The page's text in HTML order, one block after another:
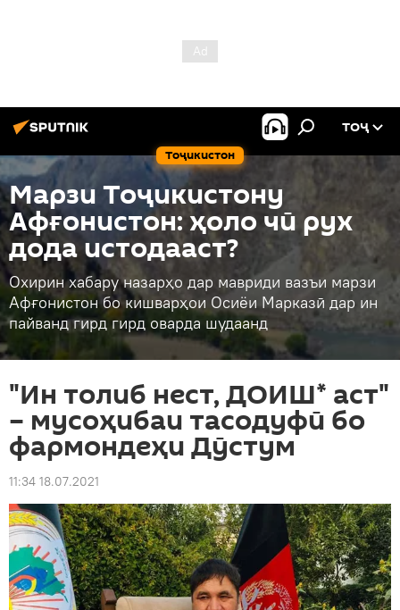
Тоҷикистон
ТОҶ
Марзи Тоҷикистону
Афғонистон: ҳоло чӣ рух
дода истодааст?
Охирин хабару назарҳо дар мавриди вазъи марзи
Афғонистон бо кишварҳои Осиёи Марказӣ дар ин
пайванд гирд гирд оварда шудаанд
"Ин толиб нест, ДОИШ* аст"
– мусоҳибаи тасодуфӣ бо
фармондеҳи Дӯстум
11:34 18.07.2021